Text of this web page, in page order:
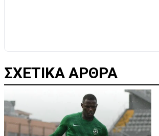
ΣΧΕΤΙΚΑ ΑΡΘΡΑ